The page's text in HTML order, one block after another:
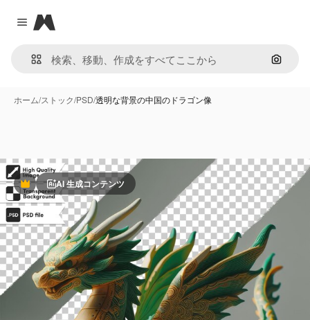
Close menu
Magnific
画像で
ホーム/ストック/PSD/透明な背景の中国のドラゴン像
PremiumAI 生成コンテンツ